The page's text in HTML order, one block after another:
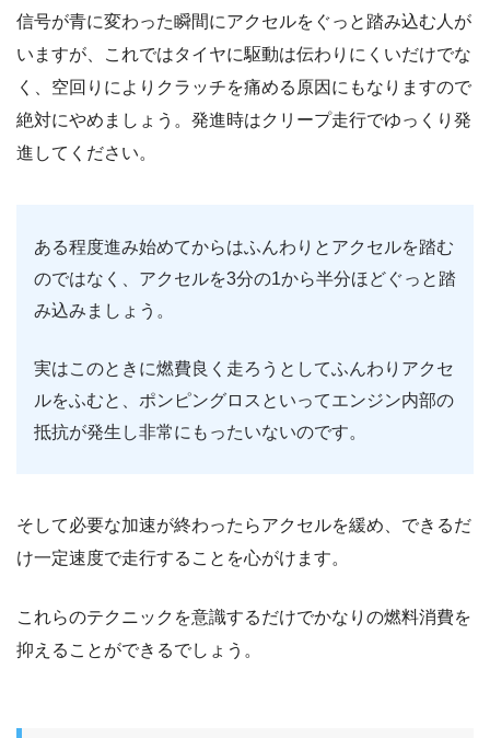
信号が青に変わった瞬間にアクセルをぐっと踏み込む人が
いますが、これではタイヤに駆動は伝わりにくいだけでな
く、空回りによりクラッチを痛める原因にもなりますので
絶対にやめましょう。発進時はクリープ走行でゆっくり発
進してください。
ある程度進み始めてからはふんわりとアクセルを踏む
のではなく、アクセルを3分の1から半分ほどぐっと踏
み込みましょう。
実はこのときに燃費良く走ろうとしてふんわりアクセ
ルをふむと、ポンピングロスといってエンジン内部の
抵抗が発生し非常にもったいないのです。
そして必要な加速が終わったらアクセルを緩め、できるだ
け一定速度で走行することを心がけます。
これらのテクニックを意識するだけでかなりの燃料消費を
抑えることができるでしょう。